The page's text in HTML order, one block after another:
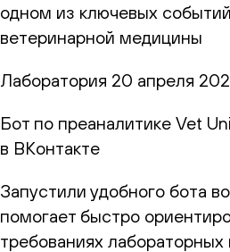
одном из ключевых
ветеринарной медицины
Лаборатория 20 апреля
Бот по преаналитике Vet
в ВКонтакте
Запустили удобного бота
помогает быстро
требованиях